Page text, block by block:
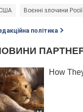
Воєнні злочини Росії
політика